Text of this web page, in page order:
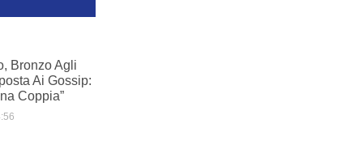
Bronzo Agli
Ai Gossip:
Coppia”